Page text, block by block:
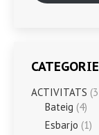
ACTIVITATS
Bateig (4)
Esbarjo (1)